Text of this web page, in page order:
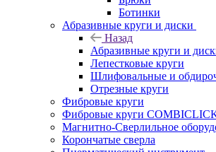
Ботинки
Абразивные круги и диски
Назад
Абразивные круги и
Лепестковые круги
Шлифовальные и
Отрезные круги
Фибровые круги
Фибровые круги
Магнитно-Сверлильное
Корончатые сверла